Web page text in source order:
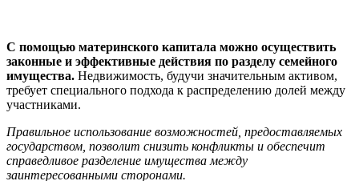
С помощью материнского капитала можно осуществить
законные и эффективные действия по разделу семейного
имущества. Недвижимость, будучи значительным активом,
требует специального подхода к распределению долей между
участниками.
Правильное использование возможностей, предоставляемых
государством, позволит снизить конфликты и обеспечит
справедливое разделение имущества между
заинтересованными сторонами.